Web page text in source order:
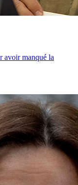
avoir manqué la